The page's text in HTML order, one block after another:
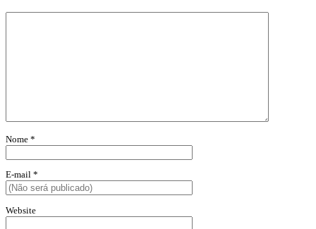
Nome *
E-mail *
Website